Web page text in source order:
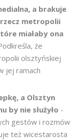
a brakuje
rzecz metropolii
miałaby ona
że
olsztyńskiej
jej ramach
a Olsztyn
by nie służyło -
gestów i rozmów
też wicestarosta